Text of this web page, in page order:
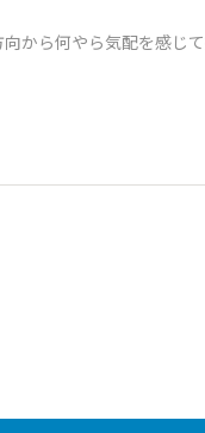
から何やら気配を感じ